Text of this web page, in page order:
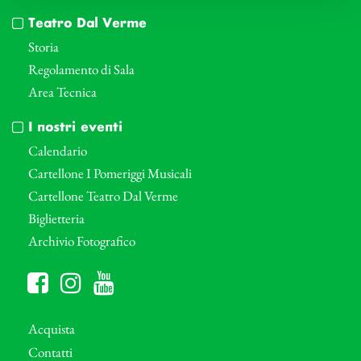
Teatro Dal Verme
Storia
Regolamento di Sala
Area Tecnica
I nostri eventi
Calendario
Cartellone I Pomeriggi Musicali
Cartellone Teatro Dal Verme
Biglietteria
Archivio Fotografico
Acquista
Contatti